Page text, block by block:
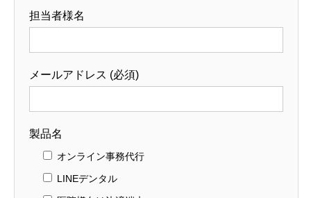
担当者様名
メールアドレス (必須)
製品名
オンライン事務代行
LINEデンタル